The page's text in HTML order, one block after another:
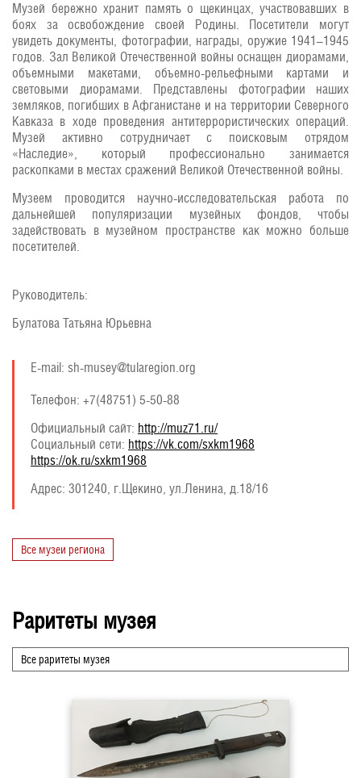
Музей бережно хранит память о щекинцах, участвовавших в
боях за освобождение своей Родины. Посетители могут
увидеть документы, фотографии, награды, оружие 1941–1945
годов. Зал Великой Отечественной войны оснащен диорамами,
объемными макетами, объемно-рельефными картами и
световыми диорамами. Представлены фотографии наших
земляков, погибших в Афганистане и на территории Северного
Кавказа в ходе проведения антитеррористических операций.
Музей активно сотрудничает с поисковым отрядом
«Наследие», который профессионально занимается
раскопками в местах сражений Великой Отечественной войны.
Музеем проводится научно-исследовательская работа по
дальнейшей популяризации музейных фондов, чтобы
задействовать в музейном пространстве как можно больше
посетителей.
Руководитель:
Булатова Татьяна Юрьевна
E-mail: sh-musey@tularegion.org
Телефон: +7(48751) 5-50-88
Официальный сайт: http://muz71.ru/
Социальный сети: https://vk.com/sxkm1968
https://ok.ru/sxkm1968
Адрес: 301240, г.Щекино, ул.Ленина, д.18/16
Все музеи региона
Раритеты музея
Все раритеты музея